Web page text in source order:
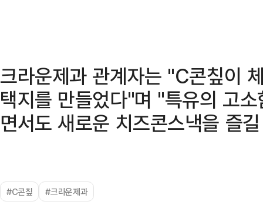
크라운제과 관계자는 "C콘칲이
택지를 만들었다"며 "특유의 고
면서도 새로운 치즈콘스낵을 즐
#C콘칲 #크라운제과